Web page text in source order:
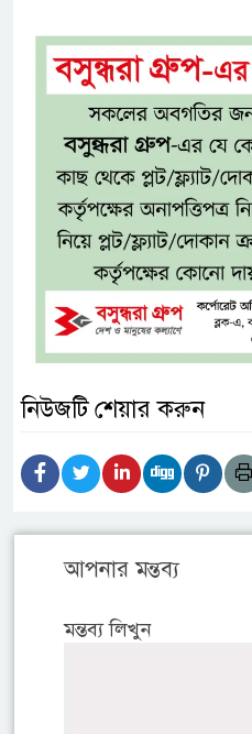
নিউজটি শেয়ার করুন
আপনার মন্তব্য
মন্তব্য লিখুন